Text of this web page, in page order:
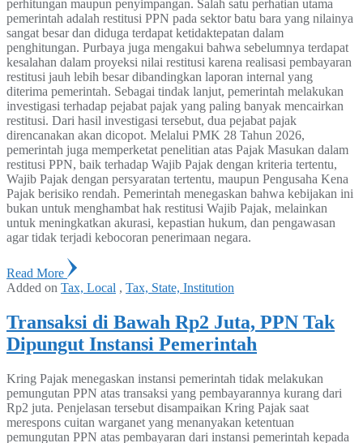
perhitungan maupun penyimpangan. Salah satu perhatian utama
pemerintah adalah restitusi PPN pada sektor batu bara yang nilainya
sangat besar dan diduga terdapat ketidaktepatan dalam
penghitungan. Purbaya juga mengakui bahwa sebelumnya terdapat
kesalahan dalam proyeksi nilai restitusi karena realisasi pembayaran
restitusi jauh lebih besar dibandingkan laporan internal yang
diterima pemerintah. Sebagai tindak lanjut, pemerintah melakukan
investigasi terhadap pejabat pajak yang paling banyak mencairkan
restitusi. Dari hasil investigasi tersebut, dua pejabat pajak
direncanakan akan dicopot. Melalui PMK 28 Tahun 2026,
pemerintah juga memperketat penelitian atas Pajak Masukan dalam
restitusi PPN, baik terhadap Wajib Pajak dengan kriteria tertentu,
Wajib Pajak dengan persyaratan tertentu, maupun Pengusaha Kena
Pajak berisiko rendah. Pemerintah menegaskan bahwa kebijakan ini
bukan untuk menghambat hak restitusi Wajib Pajak, melainkan
untuk meningkatkan akurasi, kepastian hukum, dan pengawasan
agar tidak terjadi kebocoran penerimaan negara.
Read More
Added on Tax, Local , Tax, State, Institution
Transaksi di Bawah Rp2 Juta, PPN Tak
Dipungut Instansi Pemerintah
Kring Pajak menegaskan instansi pemerintah tidak melakukan
pemungutan PPN atas transaksi yang pembayarannya kurang dari
Rp2 juta. Penjelasan tersebut disampaikan Kring Pajak saat
merespons cuitan warganet yang menanyakan ketentuan
pemungutan PPN atas pembayaran dari instansi pemerintah kepada